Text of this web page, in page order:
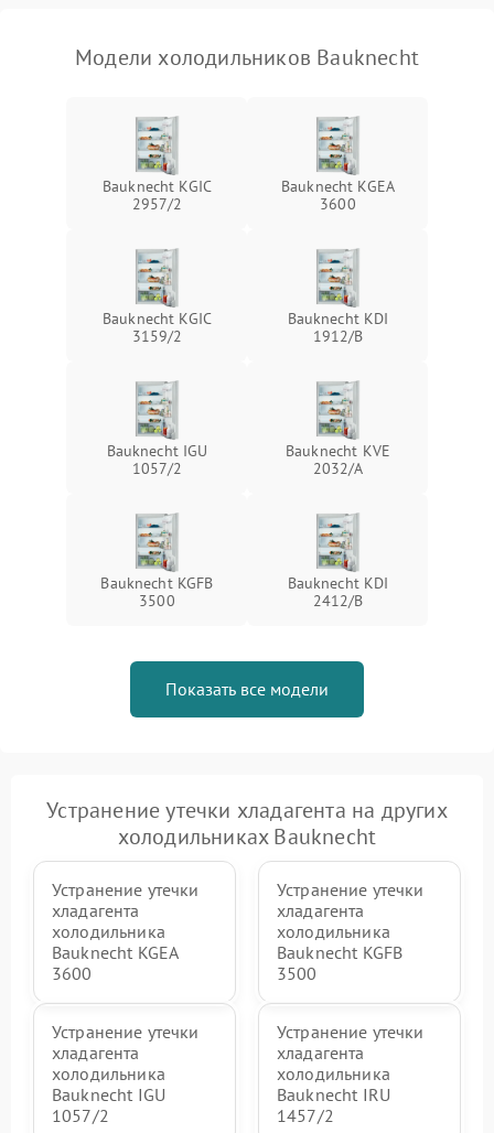
Модели холодильников Bauknecht
Bauknecht KGIC
2957/2
Bauknecht KGEA
3600
Bauknecht KGIC
3159/2
Bauknecht KDI
1912/B
Bauknecht IGU
1057/2
Bauknecht KVE
2032/A
Bauknecht KGFB
3500
Bauknecht KDI
2412/B
Показать все модели
Устранение утечки хладагента на других
холодильниках Bauknecht
Устранение утечки
хладагента
холодильника
Bauknecht KGEA
3600
Устранение утечки
хладагента
холодильника
Bauknecht KGFB
3500
Устранение утечки
хладагента
холодильника
Bauknecht IGU
1057/2
Устранение утечки
хладагента
холодильника
Bauknecht IRU
1457/2